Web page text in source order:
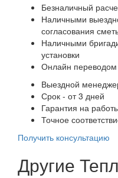
Безналичный
Наличными
согласования
Наличными
установки
Онлайн переводом
Выездной
Срок - от 3 дней
Гарантия на
Точное
Получить консультацию
Другие